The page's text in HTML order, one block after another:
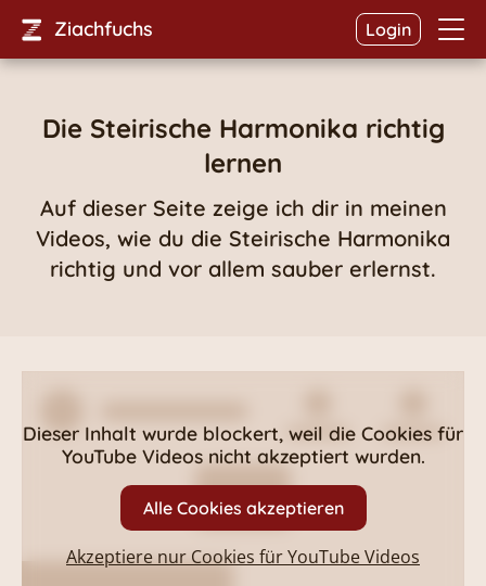
Ziachfuchs Login
Die Steirische Harmonika richtig
lernen
Auf dieser Seite zeige ich dir in meinen
Videos, wie du die Steirische Harmonika
richtig und vor allem sauber erlernst.
Dieser Inhalt wurde blockert, weil die Cookies für
YouTube Videosnicht akzeptiert wurden.
Alle Cookies akzeptieren
Akzeptiere nur Cookies fürYouTube Videos